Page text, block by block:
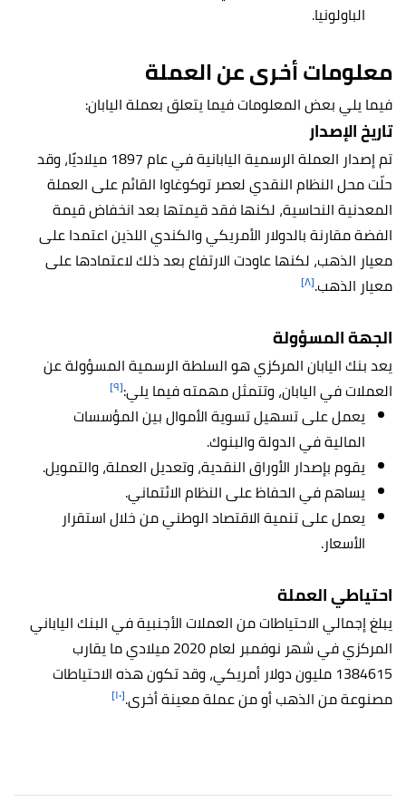
الباولونيا.
معلومات أخرى عن العملة
فيما يلي بعض المعلومات فيما يتعلق بعملة اليابان:
تاريخ الإصدار
تم إصدار العملة الرسمية اليابانية في عام 1897 ميلاديًا، وقد
حلّت محل النظام النقدي لعصر توكوغاوا القائم على العملة
المعدنية النحاسية، لكنها فقد قيمتها بعد انخفاض قيمة
الفضة مقارنة بالدولار الأمريكي والكندي اللذين اعتمدا على
معيار الذهب، لكنها عاودت الارتفاع بعد ذلك لاعتمادها على
معيار الذهب.[٨]
الجهة المسؤولة
يعد بنك اليابان المركزي هو السلطة الرسمية المسؤولة عن
العملات في اليابان، وتتمثل مهمته فيما يلي:[٩]
يعمل على تسهيل تسوية الأموال بين المؤسسات
المالية في الدولة والبنوك.
يقوم بإصدار الأوراق النقدية، وتعديل العملة، والتمويل.
يساهم في الحفاظ على النظام الائتماني.
يعمل على تنمية الاقتصاد الوطني من خلال استقرار
الأسعار.
احتياطي العملة
يبلغ إجمالي الاحتياطات من العملات الأجنبية في البنك الياباني
المركزي في شهر نوفمبر لعام 2020 ميلادي ما يقارب
1384615 مليون دولار أمريكي، وقد تكون هذه الاحتياطات
مصنوعة من الذهب أو من عملة معينة أخرى.[١٠]